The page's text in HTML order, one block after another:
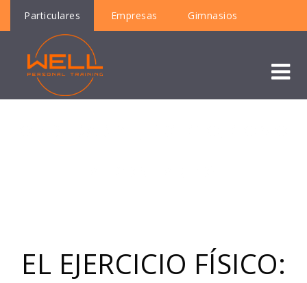
Particulares Empresas Gimnasios
EL EJERCICIO FÍSICO: